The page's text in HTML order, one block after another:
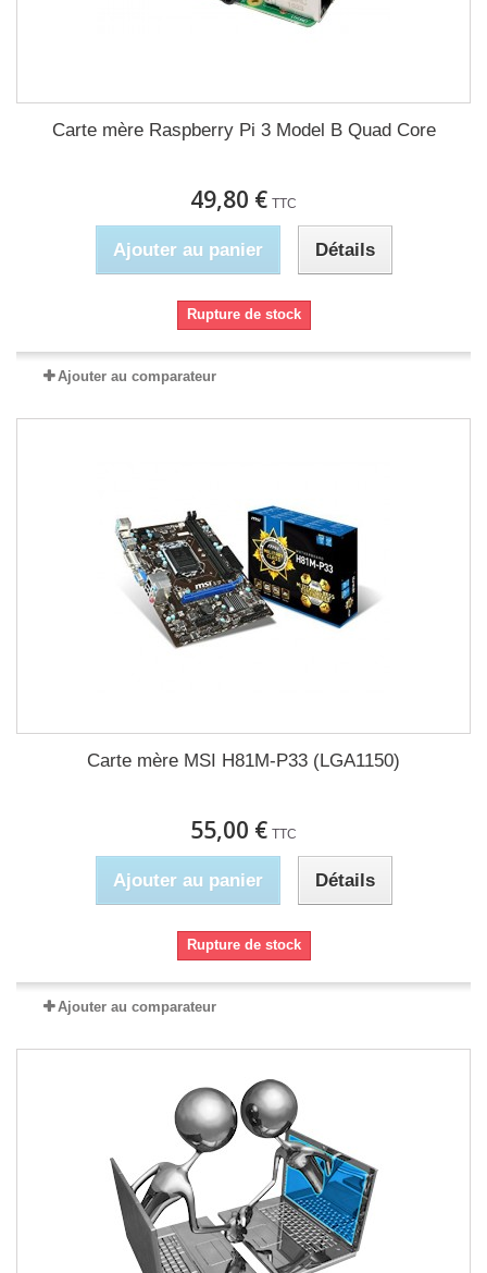
Carte mère Raspberry Pi 3 Model B Quad Core
49,80 € TTC
Ajouter au panier Détails
Rupture de stock
Ajouter au comparateur
Carte mère MSI H81M-P33 (LGA1150)
55,00 € TTC
Ajouter au panier Détails
Rupture de stock
Ajouter au comparateur